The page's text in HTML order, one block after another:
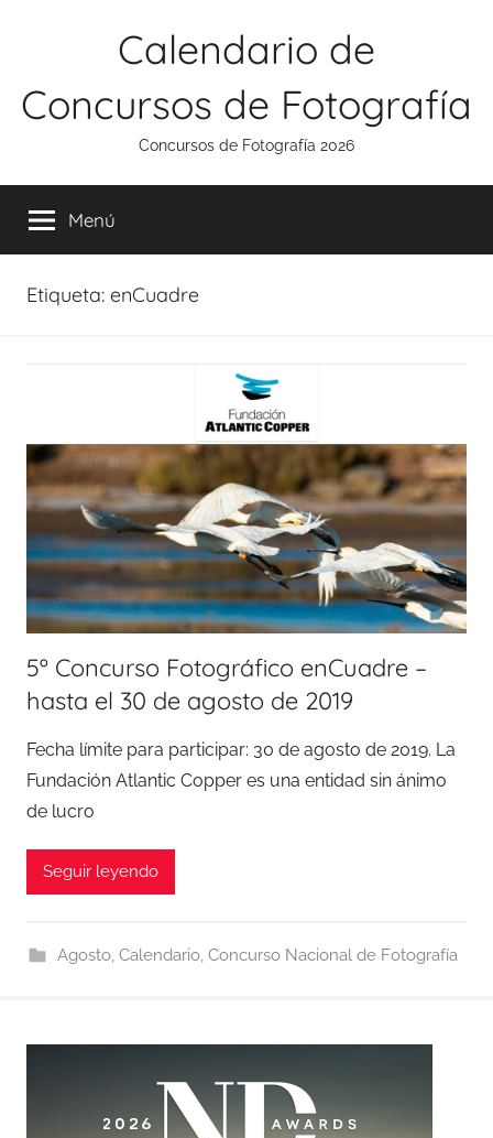
Calendario de
Concursos de Fotografía
Concursos de Fotografía 2026
Menú
Etiqueta: enCuadre
5º Concurso Fotográfico enCuadre –
hasta el 30 de agosto de 2019
Fecha límite para participar: 30 de agosto de 2019. La
Fundación Atlantic Copper es una entidad sin ánimo
de lucro
Seguir leyendo
Agosto, Calendario, Concurso Nacional de Fotografía